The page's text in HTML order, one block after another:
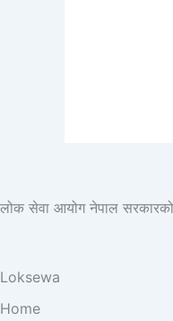
लोक सेवा आयोग नेपाल सरकारको
Loksewa
Home